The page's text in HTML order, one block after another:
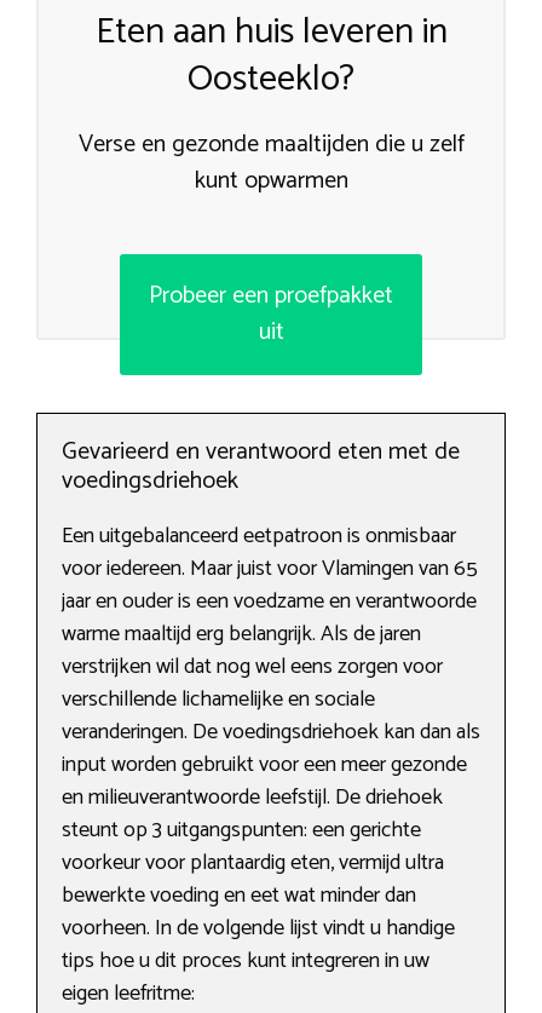
Eten aan huis leveren in
Oosteeklo?
Verse en gezonde maaltijden die u zelf
kunt opwarmen
Probeer een proefpakket
uit
Gevarieerd en verantwoord eten met de
voedingsdriehoek
Een uitgebalanceerd eetpatroon is onmisbaar
voor iedereen. Maar juist voor Vlamingen van 65
jaar en ouder is een voedzame en verantwoorde
warme maaltijd erg belangrijk. Als de jaren
verstrijken wil dat nog wel eens zorgen voor
verschillende lichamelijke en sociale
veranderingen. De voedingsdriehoek kan dan als
input worden gebruikt voor een meer gezonde
en milieuverantwoorde leefstijl. De driehoek
steunt op 3 uitgangspunten: een gerichte
voorkeur voor plantaardig eten, vermijd ultra
bewerkte voeding en eet wat minder dan
voorheen. In de volgende lijst vindt u handige
tips hoe u dit proces kunt integreren in uw
eigen leefritme: